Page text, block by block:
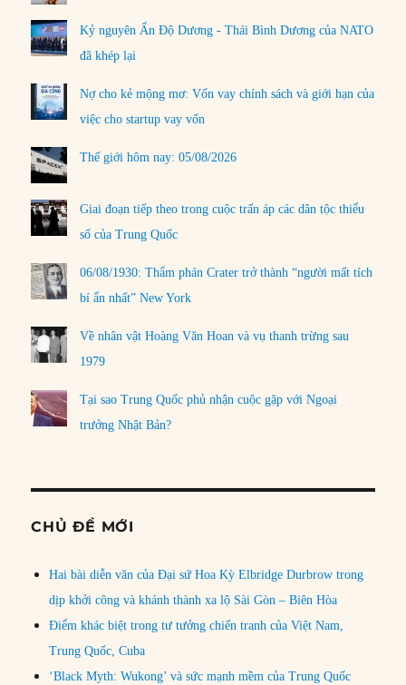
Kỷ nguyên Ấn Độ Dương - Thái Bình Dương của NATO
đã khép lại
Nợ cho kẻ mộng mơ: Vốn vay chính sách và giới hạn của
việc cho startup vay vốn
Thế giới hôm nay: 05/08/2026
Giai đoạn tiếp theo trong cuộc trấn áp các dân tộc thiểu
số của Trung Quốc
06/08/1930: Thẩm phán Crater trở thành “người mất tích
bí ẩn nhất” New York
Về nhân vật Hoàng Văn Hoan và vụ thanh trừng sau
1979
Tại sao Trung Quốc phủ nhận cuộc gặp với Ngoại
trưởng Nhật Bản?
CHỦ ĐỀ MỚI
Hai bài diễn văn của Đại sứ Hoa Kỳ Elbridge Durbrow trong
dịp khởi công và khánh thành xa lộ Sài Gòn – Biên Hòa
Điểm khác biệt trong tư tưởng chiến tranh của Việt Nam,
Trung Quốc, Cuba
‘Black Myth: Wukong’ và sức mạnh mềm của Trung Quốc